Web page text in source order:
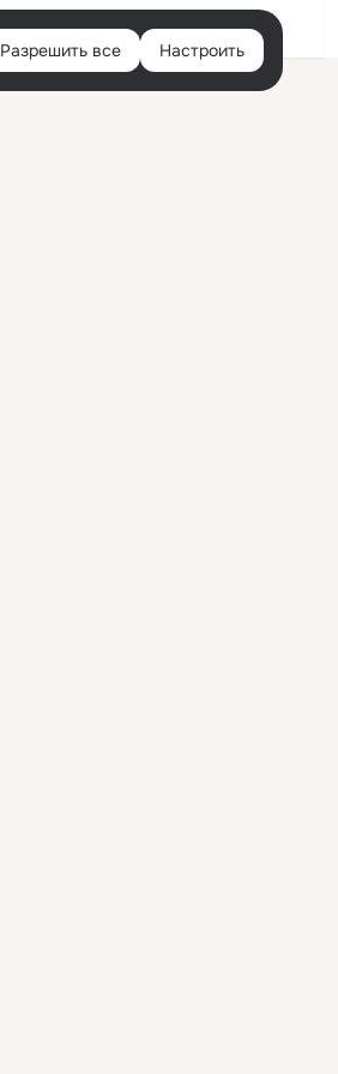
Войти
Разрешить все Настроить